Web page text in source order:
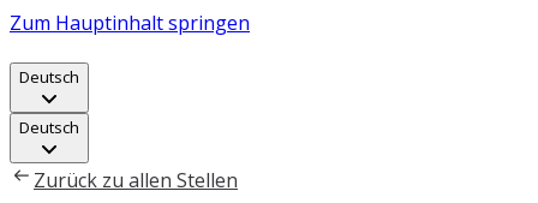
Zum Hauptinhalt springen
Deutsch
Deutsch
Zurück zu allen Stellen